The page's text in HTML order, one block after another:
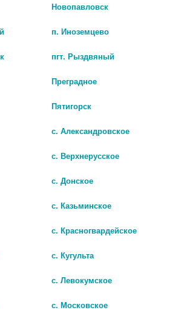
ул. Левчишина 22
Новопавловск
п. Иноземцево
пгт. Рыздвяный
Преградное
Пятигорск
с. Александровское
с. Верхнерусское
с. Донское
с. Казьминское
с. Красногвардейское
с. Кугульта
с. Левокумское
с. Московское